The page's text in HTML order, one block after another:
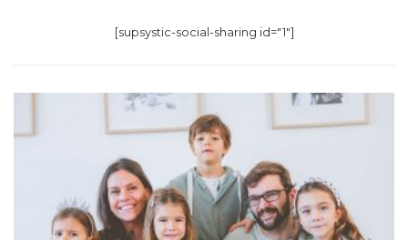
[supsystic-social-sharing id="1"]